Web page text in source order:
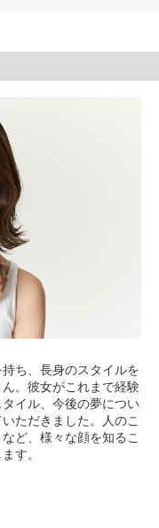
ち、長身のスタイルを
。彼女がこれまで経験
イル、今後の夢につい
ただきました。人のこ
ど、様々な顔を知るこ
す。